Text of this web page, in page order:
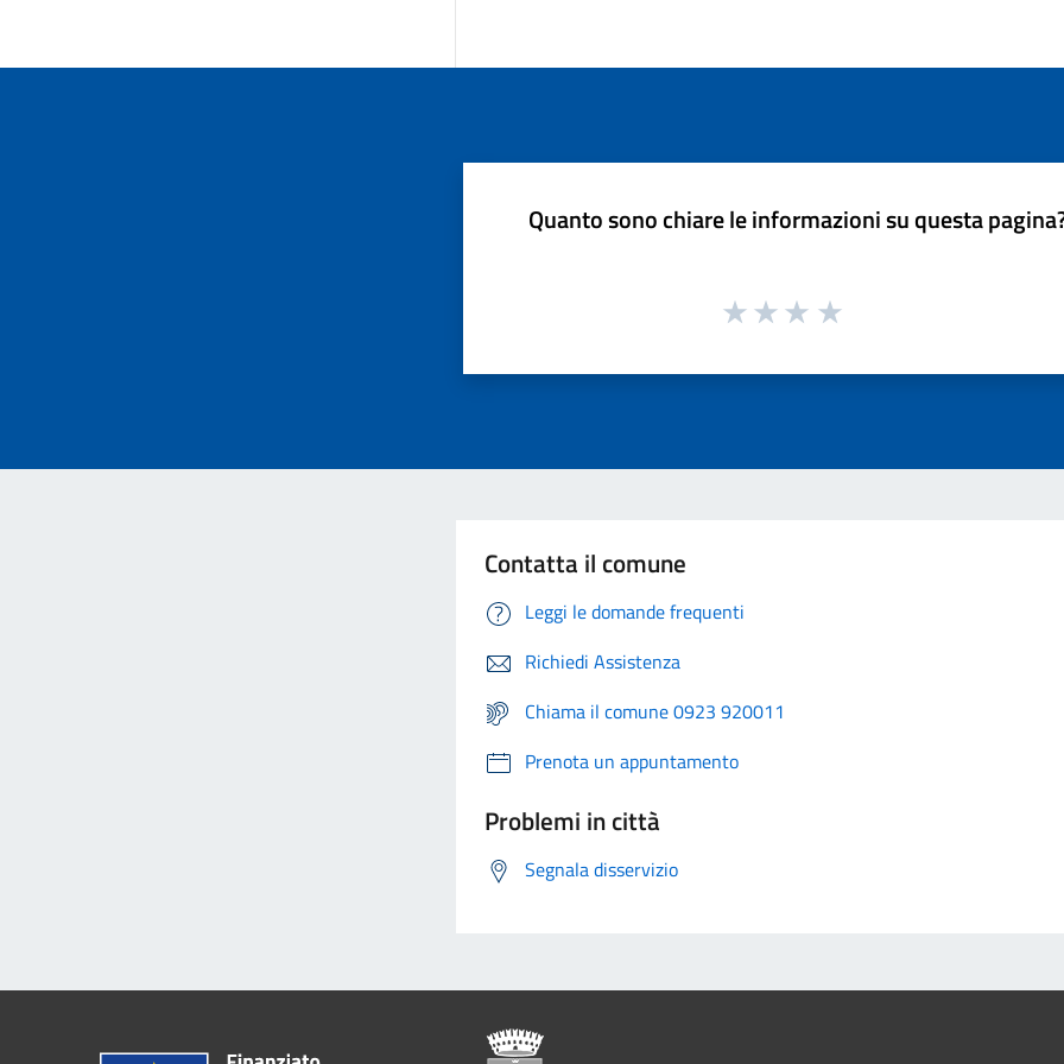
Quanto sono chiare le informazioni su questa
Contatta il comune
Leggi le domande frequenti
Richiedi Assistenza
Chiama il comune 0923 920011
Prenota un appuntamento
Problemi in città
Segnala disservizio